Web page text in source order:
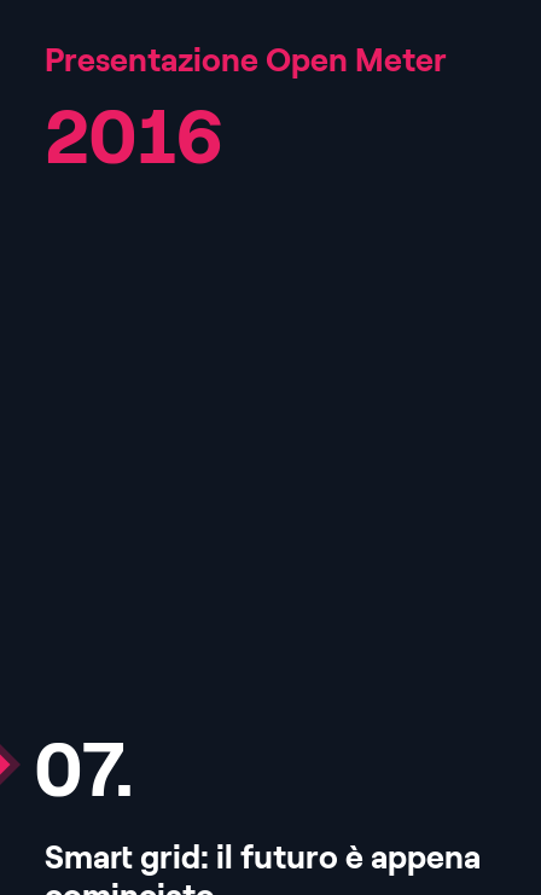
Presentazione Open Meter
2016
07.
Smart grid: il futuro è appena